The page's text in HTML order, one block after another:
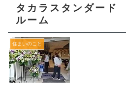
タカラスタンダード
ルーム
住まいのこと